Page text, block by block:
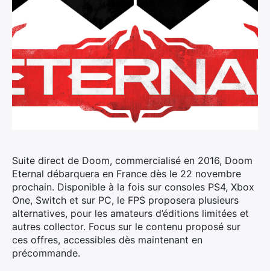
Suite direct de Doom, commercialisé en 2016, Doom
Eternal débarquera en France dès le 22 novembre
prochain. Disponible à la fois sur consoles PS4, Xbox
One, Switch et sur PC, le FPS proposera plusieurs
alternatives, pour les amateurs d’éditions limitées et
autres collector. Focus sur le contenu proposé sur
ces offres, accessibles dès maintenant en
précommande.